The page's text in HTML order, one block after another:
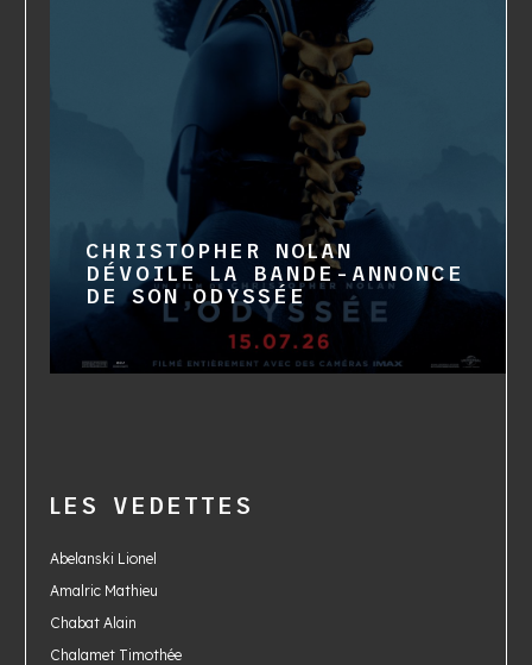
CHRISTOPHER NOLAN
DÉVOILE LA BANDE-ANNONCE
DE SON ODYSSÉE
LES VEDETTES
Abelanski Lionel
Amalric Mathieu
Chabat Alain
Chalamet Timothée